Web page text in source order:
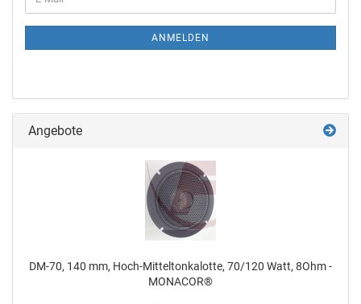
ANMELDEN
Angebote
DM-70, 140 mm, Hoch-Mitteltonkalotte, 70/120 Watt, 8Ohm -
MONACOR®